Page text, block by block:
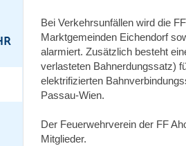
Bei Verkehrsunfällen wird die
Marktgemeinden Eichendorf
alarmiert. Zusätzlich besteht
verlasteten Bahnerdungssatz)
elektrifizierten
Passau-Wien.
Der Feuerwehrverein der FF
Mitglieder.